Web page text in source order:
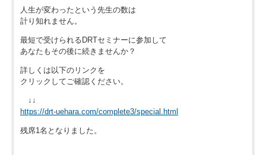
人生が変わったという先生の数は
計り知れません。
最短で受けられるDRTセミナーに参加して
あなたもその後に続きませんか？
詳しくは以下のリンクを
クリックしてご確認ください。
↓↓
https://drt-uehara.com/complete3/special.html
残席1名となりました。